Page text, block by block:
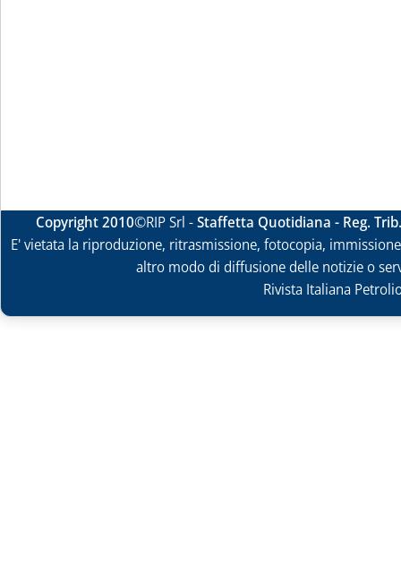
Copyright 2010©RIP Srl -Staffetta Quotidiana - Reg.
E' vietata la riproduzione, ritrasmissione, fotocopia,
altro modo di diffusione delle notizie o
Rivista Italiana